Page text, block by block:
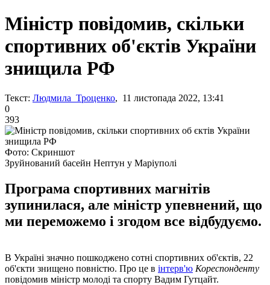
Міністр повідомив, скільки
спортивних об'єктів України
знищила РФ
Текст: Людмила Троценко, 11 листопада 2022, 13:41
0
393
Фото: Скриншот
Зруйнований басейн Нептун у Маріуполі
Програма спортивних магнітів
зупинилася, але міністр упевнений, що
ми переможемо і згодом все відбудуємо.
В Україні значно пошкоджено сотні спортивних об'єктів, 22
об'єкти знищено повністю. Про це в інтерв'ю Кореспонденту
повідомив міністр молоді та спорту Вадим Гутцайт.